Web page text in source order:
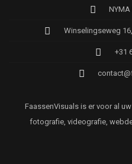
Winselingseweg
+31
FaassenVisuals is er voor al
fotografie, videografie,